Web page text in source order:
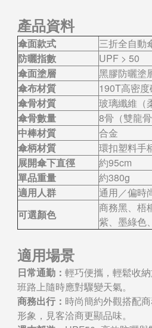
產品資料
傘面款式
三折全自動
防曬指數
UPF > 50
傘面塗層
黑膠防曬塗
傘布材質
190T高密
傘骨材質
玻璃纖維（
傘骨數量
8骨（雙龍骨
中棒材質
合金
傘柄材質
環扣塑料手
展開傘下直徑
約95cm
單品重量
約380g
適用人群
通用／偏時
可選顏色
商務黑、梧
紫、墨綠色
適用場景
日常通勤： 輕巧便攜，輕鬆收
班路上隨時應對驟變天氣。
商務出行： 時尚簡約外觀搭配
形象，見客洽商更顯品味。